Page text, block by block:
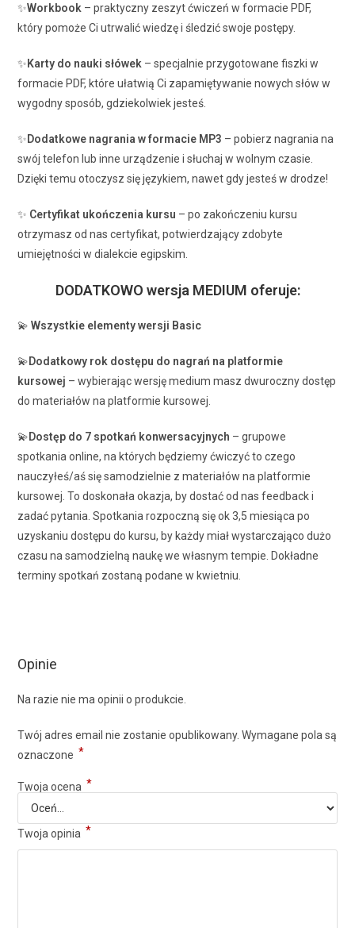
✨Workbook – praktyczny zeszyt ćwiczeń w formacie PDF,
który pomoże Ci utrwalić wiedzę i śledzić swoje postępy.
✨Karty do nauki słówek – specjalnie przygotowane fiszki w
formacie PDF, które ułatwią Ci zapamiętywanie nowych słów w
wygodny sposób, gdziekolwiek jesteś.
✨Dodatkowe nagrania w formacie MP3 – pobierz nagrania na
swój telefon lub inne urządzenie i słuchaj w wolnym czasie.
Dzięki temu otoczysz się językiem, nawet gdy jesteś w drodze!
✨ Certyfikat ukończenia kursu – po zakończeniu kursu
otrzymasz od nas certyfikat, potwierdzający zdobyte
umiejętności w dialekcie egipskim.
DODATKOWO wersja MEDIUM oferuje:
💫Wszystkie elementy wersji Basic
💫Dodatkowy rok dostępu do nagrań na platformie
kursowej – wybierając wersję medium masz dwuroczny dostęp
do materiałów na platformie kursowej.
💫Dostęp do 7 spotkań konwersacyjnych – grupowe
spotkania online, na których będziemy ćwiczyć to czego
nauczyłeś/aś się samodzielnie z materiałów na platformie
kursowej. To doskonała okazja, by dostać od nas feedback i
zadać pytania. Spotkania rozpoczną się ok 3,5 miesiąca po
uzyskaniu dostępu do kursu, by każdy miał wystarczająco dużo
czasu na samodzielną naukę we własnym tempie. Dokładne
terminy spotkań zostaną podane w kwietniu.
Opinie
Na razie nie ma opinii o produkcie.
Twój adres email nie zostanie opublikowany. Wymagane pola są
oznaczone *
Twoja ocena *
Twoja opinia *